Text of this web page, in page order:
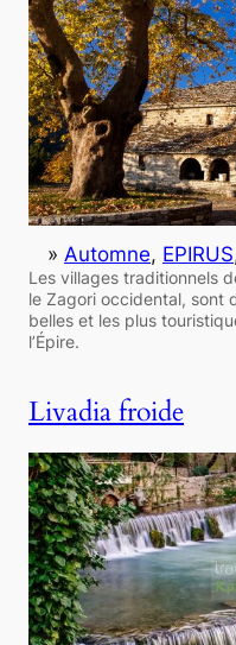
» Automne, EPIRUS
Les villages traditionnels
le Zagori occidental, sont
belles et les plus
l’Épire.
Livadia froide